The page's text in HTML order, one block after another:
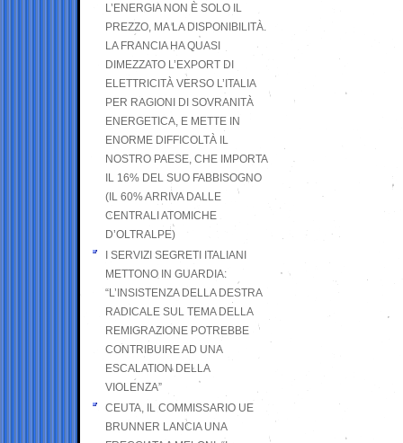
L’ENERGIA NON È SOLO IL
PREZZO, MA LA DISPONIBILITÀ.
LA FRANCIA HA QUASI
DIMEZZATO L’EXPORT DI
ELETTRICITÀ VERSO L’ITALIA
PER RAGIONI DI SOVRANITÀ
ENERGETICA, E METTE IN
ENORME DIFFICOLTÀ IL
NOSTRO PAESE, CHE IMPORTA
IL 16% DEL SUO FABBISOGNO
(IL 60% ARRIVA DALLE
CENTRALI ATOMICHE
D’OLTRALPE)
I SERVIZI SEGRETI ITALIANI
METTONO IN GUARDIA:
“L’INSISTENZA DELLA DESTRA
RADICALE SUL TEMA DELLA
REMIGRAZIONE POTREBBE
CONTRIBUIRE AD UNA
ESCALATION DELLA
VIOLENZA”
CEUTA, IL COMMISSARIO UE
BRUNNER LANCIA UNA